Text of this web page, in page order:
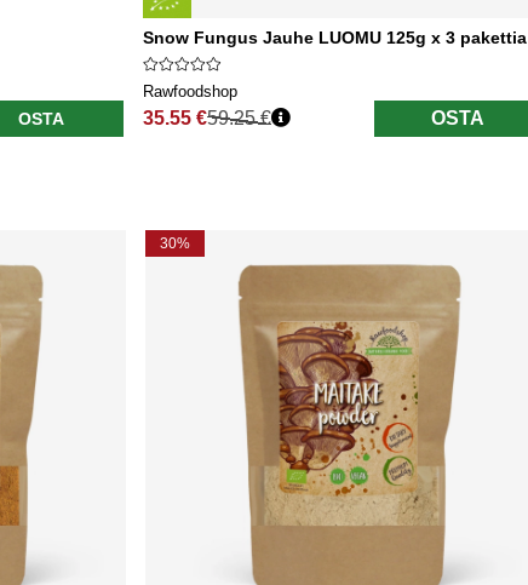
OSTA
Snow Fungus Jauhe LUOMU 125g x 3 pakettia
Rawfoodshop
35.55 €
Normaali hinta
59.25 € OSTA
30%